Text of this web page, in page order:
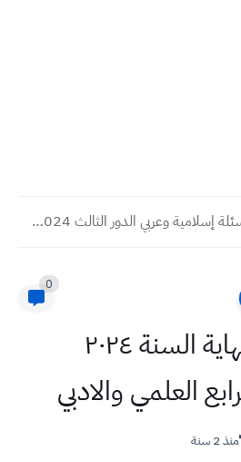
أسئلة إسلامية وعربي الدور الثالث 2024 صف الثالث المتوسط
0
اسئلة امتحان نهاية السنة ٢٠٢٤
العلمي والادبي
منذ 2 سنة